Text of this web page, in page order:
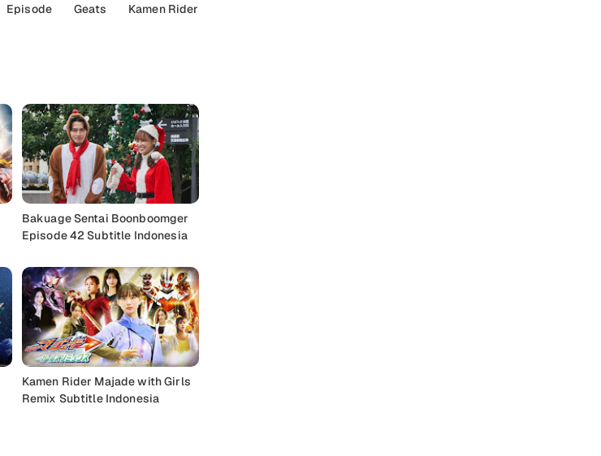
Episode Geats Kamen Rider
Bakuage Sentai Boonboomger
Episode 42 Subtitle Indonesia
Kamen Rider Majade with Girls
Remix Subtitle Indonesia